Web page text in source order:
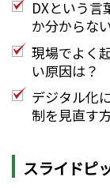
DXという言
か分からな
現場でよく
い原因は？
デジタル化
制を見直す
スライドピ